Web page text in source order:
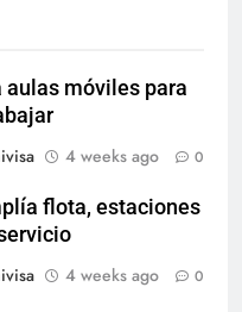
aulas móviles para
4 weeks ago 0
flota, estaciones
4 weeks ago 0